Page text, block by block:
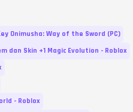
Onimusha: Way of the Sword (PC)
dan Skin +1 Magic Evolution - Roblox
- Roblox